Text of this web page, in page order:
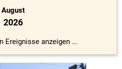
August
2026
Ereignisse anzeigen ...